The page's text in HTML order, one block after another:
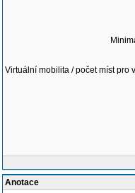
Virtuální mobilita / počet míst pro
Anotace